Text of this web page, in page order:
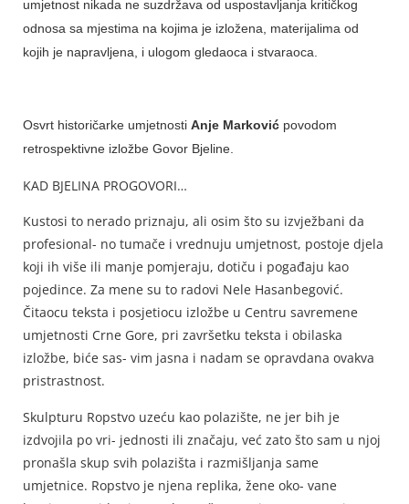
umjetnost nikada ne suzdržava od uspostavljanja kritičkog
odnosa sa mjestima na kojima je izložena, materijalima od
kojih je napravljena, i ulogom gledaoca i stvaraoca.
Osvrt historičarke umjetnosti Anje Marković povodom
retrospektivne izložbe Govor Bjeline.
KAD BJELINA PROGOVORI…
Kustosi to nerado priznaju, ali osim što su izvježbani da
profesional- no tumače i vrednuju umjetnost, postoje djela
koji ih više ili manje pomjeraju, dotiču i pogađaju kao
pojedince. Za mene su to radovi Nele Hasanbegović.
Čitaocu teksta i posjetiocu izložbe u Centru savremene
umjetnosti Crne Gore, pri završetku teksta i obilaska
izložbe, biće sas- vim jasna i nadam se opravdana ovakva
pristrastnost.
Skulpturu Ropstvo uzeću kao polazište, ne jer bih je
izdvojila po vri- jednosti ili značaju, već zato što sam u njoj
pronašla skup svih polazišta i razmišljanja same
umjetnice. Ropstvo je njena replika, žene oko- vane